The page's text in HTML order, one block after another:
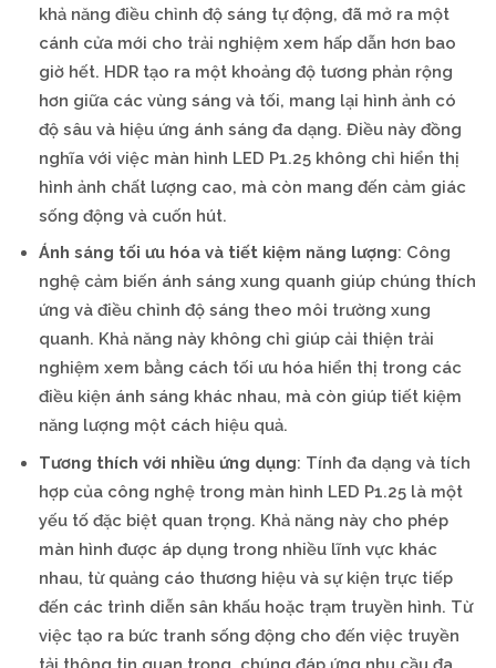
khả năng điều chỉnh độ sáng tự động, đã mở ra một
cánh cửa mới cho trải nghiệm xem hấp dẫn hơn bao
giờ hết. HDR tạo ra một khoảng độ tương phản rộng
hơn giữa các vùng sáng và tối, mang lại hình ảnh có
độ sâu và hiệu ứng ánh sáng đa dạng. Điều này đồng
nghĩa với việc màn hình LED P1.25 không chỉ hiển thị
hình ảnh chất lượng cao, mà còn mang đến cảm giác
sống động và cuốn hút.
Ánh sáng tối ưu hóa và tiết kiệm năng lượng: Công
nghệ cảm biến ánh sáng xung quanh giúp chúng thích
ứng và điều chỉnh độ sáng theo môi trường xung
quanh. Khả năng này không chỉ giúp cải thiện trải
nghiệm xem bằng cách tối ưu hóa hiển thị trong các
điều kiện ánh sáng khác nhau, mà còn giúp tiết kiệm
năng lượng một cách hiệu quả.
Tương thích với nhiều ứng dụng: Tính đa dạng và tích
hợp của công nghệ trong màn hình LED P1.25 là một
yếu tố đặc biệt quan trọng. Khả năng này cho phép
màn hình được áp dụng trong nhiều lĩnh vực khác
nhau, từ quảng cáo thương hiệu và sự kiện trực tiếp
đến các trình diễn sân khấu hoặc trạm truyền hình. Từ
việc tạo ra bức tranh sống động cho đến việc truyền
tải thông tin quan trọng, chúng đáp ứng nhu cầu đa